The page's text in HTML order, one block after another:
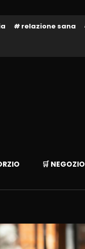
relazione sana
🛒 NEGOZIO